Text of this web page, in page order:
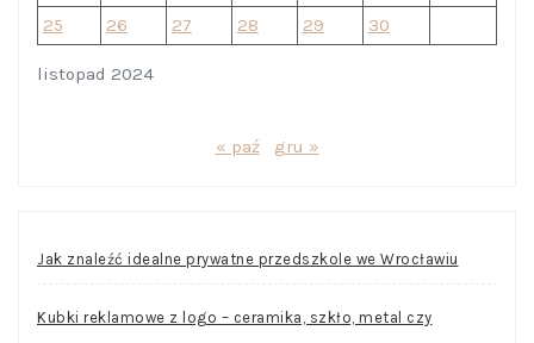
listopad 2024
25
26 27 28 29 30
« paź gru »
Jak znaleźć idealne prywatne przedszkole we Wrocławiu
Kubki reklamowe z logo – ceramika, szkło, metal czy